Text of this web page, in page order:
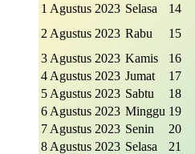
1 Agustus 2023 Selasa 14
2 Agustus 2023 Rabu 15
3 Agustus 2023 Kamis 16
4 Agustus 2023 Jumat 17
5 Agustus 2023 Sabtu 18
6 Agustus 2023 Minggu 19
7 Agustus 2023 Senin 20
8 Agustus 2023 Selasa 21